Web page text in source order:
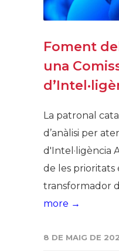
Foment
una
La patronal
d’anàlisi per
d'Intel·ligència
de les prioritats
transformador
more →
8 DE MAIG DE